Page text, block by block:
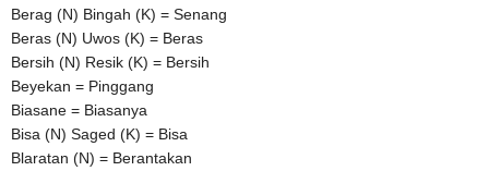
Berag (N) Bingah (K) = Senang
Beras (N) Uwos (K) = Beras
Bersih (N) Resik (K) = Bersih
Beyekan = Pinggang
Biasane = Biasanya
Bisa (N) Saged (K) = Bisa
Blaratan (N) = Berantakan